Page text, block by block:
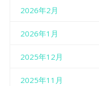
2026年2月
2026年1月
2025年12月
2025年11月